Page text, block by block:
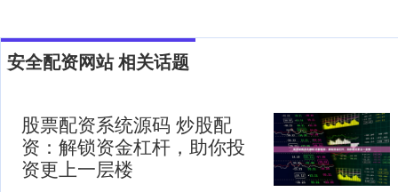
安全配资网站 相关话题
股票配资系统源码 炒股配
资：解锁资金杠杆，助你投
资更上一层楼